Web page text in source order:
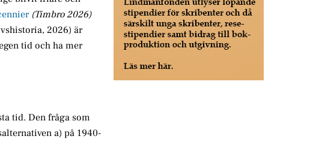
(Timbro 2026)
2026) är
tid och ha mer
tid. Den fråga som
a) på 1940-